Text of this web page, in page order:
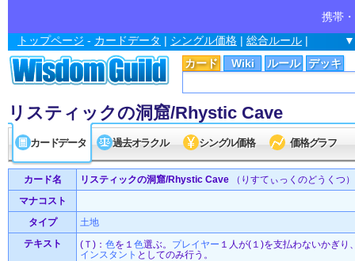
携帯
カード Wiki ルール デッキ
トップページ - カードデータ | シングル価格 | 総合ルール |
リスティックの洞窟/Rhystic Cave
カードデータ 過去オラクル シングル価格 価格グラフ
カード名 リスティックの洞窟/Rhystic Cave （りすてぃっくのどうくつ）
マナコスト
タイプ
土地
テキスト
(Ｔ)： 色を１ 色選ぶ。 プレイヤー １人が(１)を支払わないかぎり
インスタント としてのみ行う。